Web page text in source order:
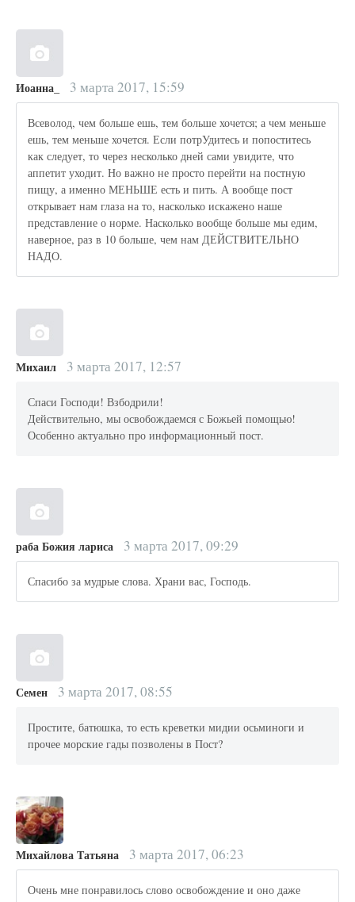
Иоанна_ 3 марта 2017, 15:59
Всеволод, чем больше ешь, тем больше хочется; а чем меньше
ешь, тем меньше хочется. Если потрУдитесь и попоститесь
как следует, то через несколько дней сами увидите, что
аппетит уходит. Но важно не просто перейти на постную
пищу, а именно МЕНЬШЕ есть и пить. А вообще пост
открывает нам глаза на то, насколько искажено наше
представление о норме. Насколько вообще больше мы едим,
наверное, раз в 10 больше, чем нам ДЕЙСТВИТЕЛЬНО
НАДО.
Михаил 3 марта 2017, 12:57
Спаси Господи! Взбодрили!
Действительно, мы освобождаемся с Божьей помощью!
Особенно актуально про информационный пост.
раба Божия лариса 3 марта 2017, 09:29
Спасибо за мудрые слова. Храни вас, Господь.
Семен 3 марта 2017, 08:55
Простите, батюшка, то есть креветки мидии осьминоги и
прочее морские гады позволены в Пост?
Михайлова Татьяна 3 марта 2017, 06:23
Очень мне понравилось слово освобождение и оно даже